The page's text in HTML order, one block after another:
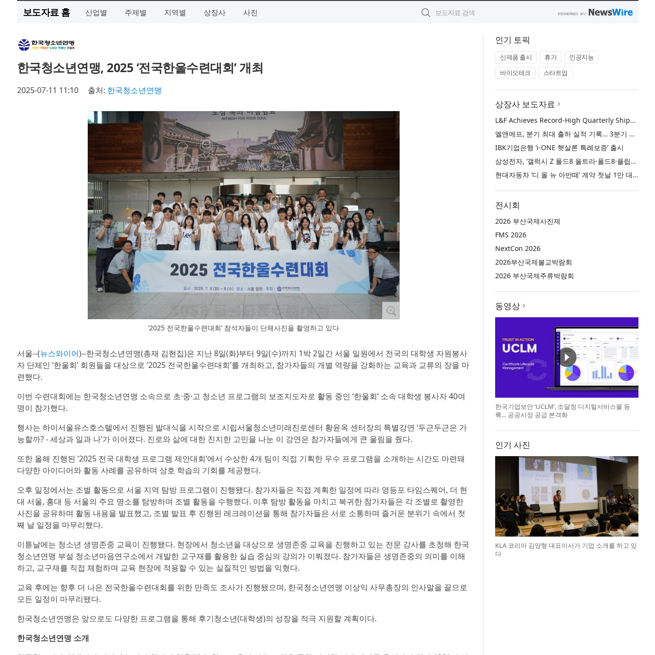
보도자료 홈 산업별 주제별 지역별 상장사 사진
한국청소년연맹, 2025 ‘전국한울수련대회’ 개최
2025-07-11 11:10 출처: 한국청소년연맹
‘2025 전국한울수련대회’ 참석자들이 단체사진을 촬영하고 있다
서울--(뉴스와이어)--한국청소년연맹(총재 김현집)은 지난 8일(화)부터 9일(수)까지 1박 2일간 서울 일원에서 전국의 대학생 자원봉사
자 단체인 ‘한울회’ 회원들을 대상으로 ‘2025 전국한울수련대회’를 개최하고, 참가자들의 개별 역량을 강화하는 교육과 교류의 장을 마
련했다.
이번 수련대회에는 한국청소년연맹 소속으로 초·중·고 청소년 프로그램의 보조지도자로 활동 중인 ‘한울회’ 소속 대학생 봉사자 40여
명이 참가했다.
행사는 하이서울유스호스텔에서 진행된 발대식을 시작으로 시립서울청소년미래진로센터 황윤옥 센터장의 특별강연 ‘두근두근은 가
능할까? - 세상과 일과 나’가 이어졌다. 진로와 삶에 대한 진지한 고민을 나눈 이 강연은 참가자들에게 큰 울림을 줬다.
또한 올해 진행된 ‘2025 전국 대학생 프로그램 제안대회’에서 수상한 4개 팀이 직접 기획한 우수 프로그램을 소개하는 시간도 마련돼
다양한 아이디어와 활동 사례를 공유하며 상호 학습의 기회를 제공했다.
오후 일정에서는 조별 활동으로 서울 지역 탐방 프로그램이 진행됐다. 참가자들은 직접 계획한 일정에 따라 영등포 타임스퀘어, 더 현
대 서울, 홍대 등 서울의 주요 명소를 탐방하며 조별 활동을 수행했다. 이후 탐방 활동을 마치고 복귀한 참가자들은 각 조별로 촬영한
사진을 공유하며 활동 내용을 발표했고, 조별 발표 후 진행된 레크레이션을 통해 참가자들은 서로 소통하며 즐거운 분위기 속에서 첫
째 날 일정을 마무리했다.
이튿날에는 청소년 생명존중 교육이 진행됐다. 현장에서 청소년을 대상으로 생명존중 교육을 진행하고 있는 전문 강사를 초청해 한국
청소년연맹 부설 청소년마음연구소에서 개발한 교구재를 활용한 실습 중심의 강의가 이뤄졌다. 참가자들은 생명존중의 의미를 이해
하고, 교구재를 직접 체험하며 교육 현장에 적용할 수 있는 실질적인 방법을 익혔다.
교육 후에는 향후 더 나은 전국한울수련대회를 위한 만족도 조사가 진행됐으며, 한국청소년연맹 이상익 사무총장의 인사말을 끝으로
모든 일정이 마무리됐다.
한국청소년연맹은 앞으로도 다양한 프로그램을 통해 후기청소년(대학생)의 성장을 적극 지원할 계획이다.
한국청소년연맹 소개
인기 토픽
신제품 출시 휴가
인공지능
바이오테크
스타트업
상장사 보도자료
L&F Achieves Record-High Quarterly Shipments, Begins LFP Supply for North American ESS in Q3 Advancing its Two-Track NCM and LFP Growth Strategy
엘앤에프, 분기 최대 출하 실적 기록… 3분기 북미 ESS향 LFP 공급 착수 NCM+LFP ‘2-Track’ 성장 전략 실현
IBK기업은행 ‘i-ONE 햇살론 특례보증’ 출시
삼성전자, ‘갤럭시 Z 폴드8 울트라·폴드8·플립8’과 ‘갤럭시 워치 울트라2·워치9’ 국내 공식 출시
현대자동차 ‘디 올 뉴 아반떼’ 계약 첫날 1만 대 돌파
전시회
2026 부산국제사진제
FMS 2026
NextCon 2026
2026부산국제불교박람회
2026 부산국제주류박람회
동영상
한국기업보안 ‘UCLM’, 조달청 디지털서비스몰 등
록… 공공시장 공급 본격화
인기 사진
KLA 코리아 김양형 대표이사가 기업 소개를 하고 있
다